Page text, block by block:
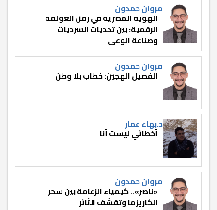
مروان حمدون
الهوية المصرية في زمن العولمة
الرقمية: بين تحديات السرديات
وصناعة الوعي
مروان حمدون
الفصيل الهجين: خطاب بلا وطن
د.بهاء عمار
أخطائي ليست أنا
مروان حمدون
«ناصر».. كيمياء الزعامة بين سحر
الكاريزما وتقشف الثائر